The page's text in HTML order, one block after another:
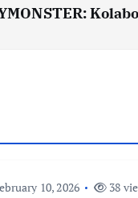
10, 2026 38